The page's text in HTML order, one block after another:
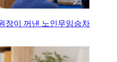
장이 꺼낸 노인무임승차